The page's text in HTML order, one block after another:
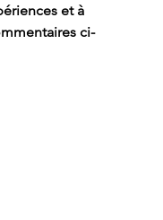
et à
ci-